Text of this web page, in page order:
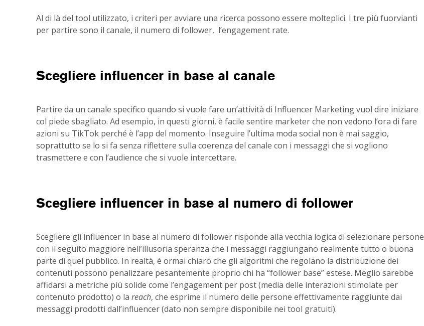
Al di là del tool utilizzato, i criteri per avviare una ricerca possono essere molteplici. I tre più fuorvianti
per partire sono il canale, il numero di follower, l’engagement rate.
Scegliere influencer in base al canale
Partire da un canale specifico quando si vuole fare un’attività di Influencer Marketing vuol dire iniziare
col piede sbagliato. Ad esempio, in questi giorni, è facile sentire marketer che non vedono l’ora di fare
azioni su TikTok perché è l’app del momento. Inseguire l’ultima moda social non è mai saggio,
soprattutto se lo si fa senza riflettere sulla coerenza del canale con i messaggi che si vogliono
trasmettere e con l’audience che si vuole intercettare.
Scegliere influencer in base al numero di follower
Scegliere gli influencer in base al numero di follower risponde alla vecchia logica di selezionare persone
con il seguito maggiore nell’illusoria speranza che i messaggi raggiungano realmente tutto o buona
parte di quel pubblico. In realtà, è ormai chiaro che gli algoritmi che regolano la distribuzione dei
contenuti possono penalizzare pesantemente proprio chi ha “follower base” estese. Meglio sarebbe
affidarsi a metriche più solide come l’engagement per post (media delle interazioni stimolate per
contenuto prodotto) o lareach, che esprime il numero delle persone effettivamente raggiunte dai
messaggi prodotti dall’influencer (dato non sempre disponibile nei tool gratuiti).